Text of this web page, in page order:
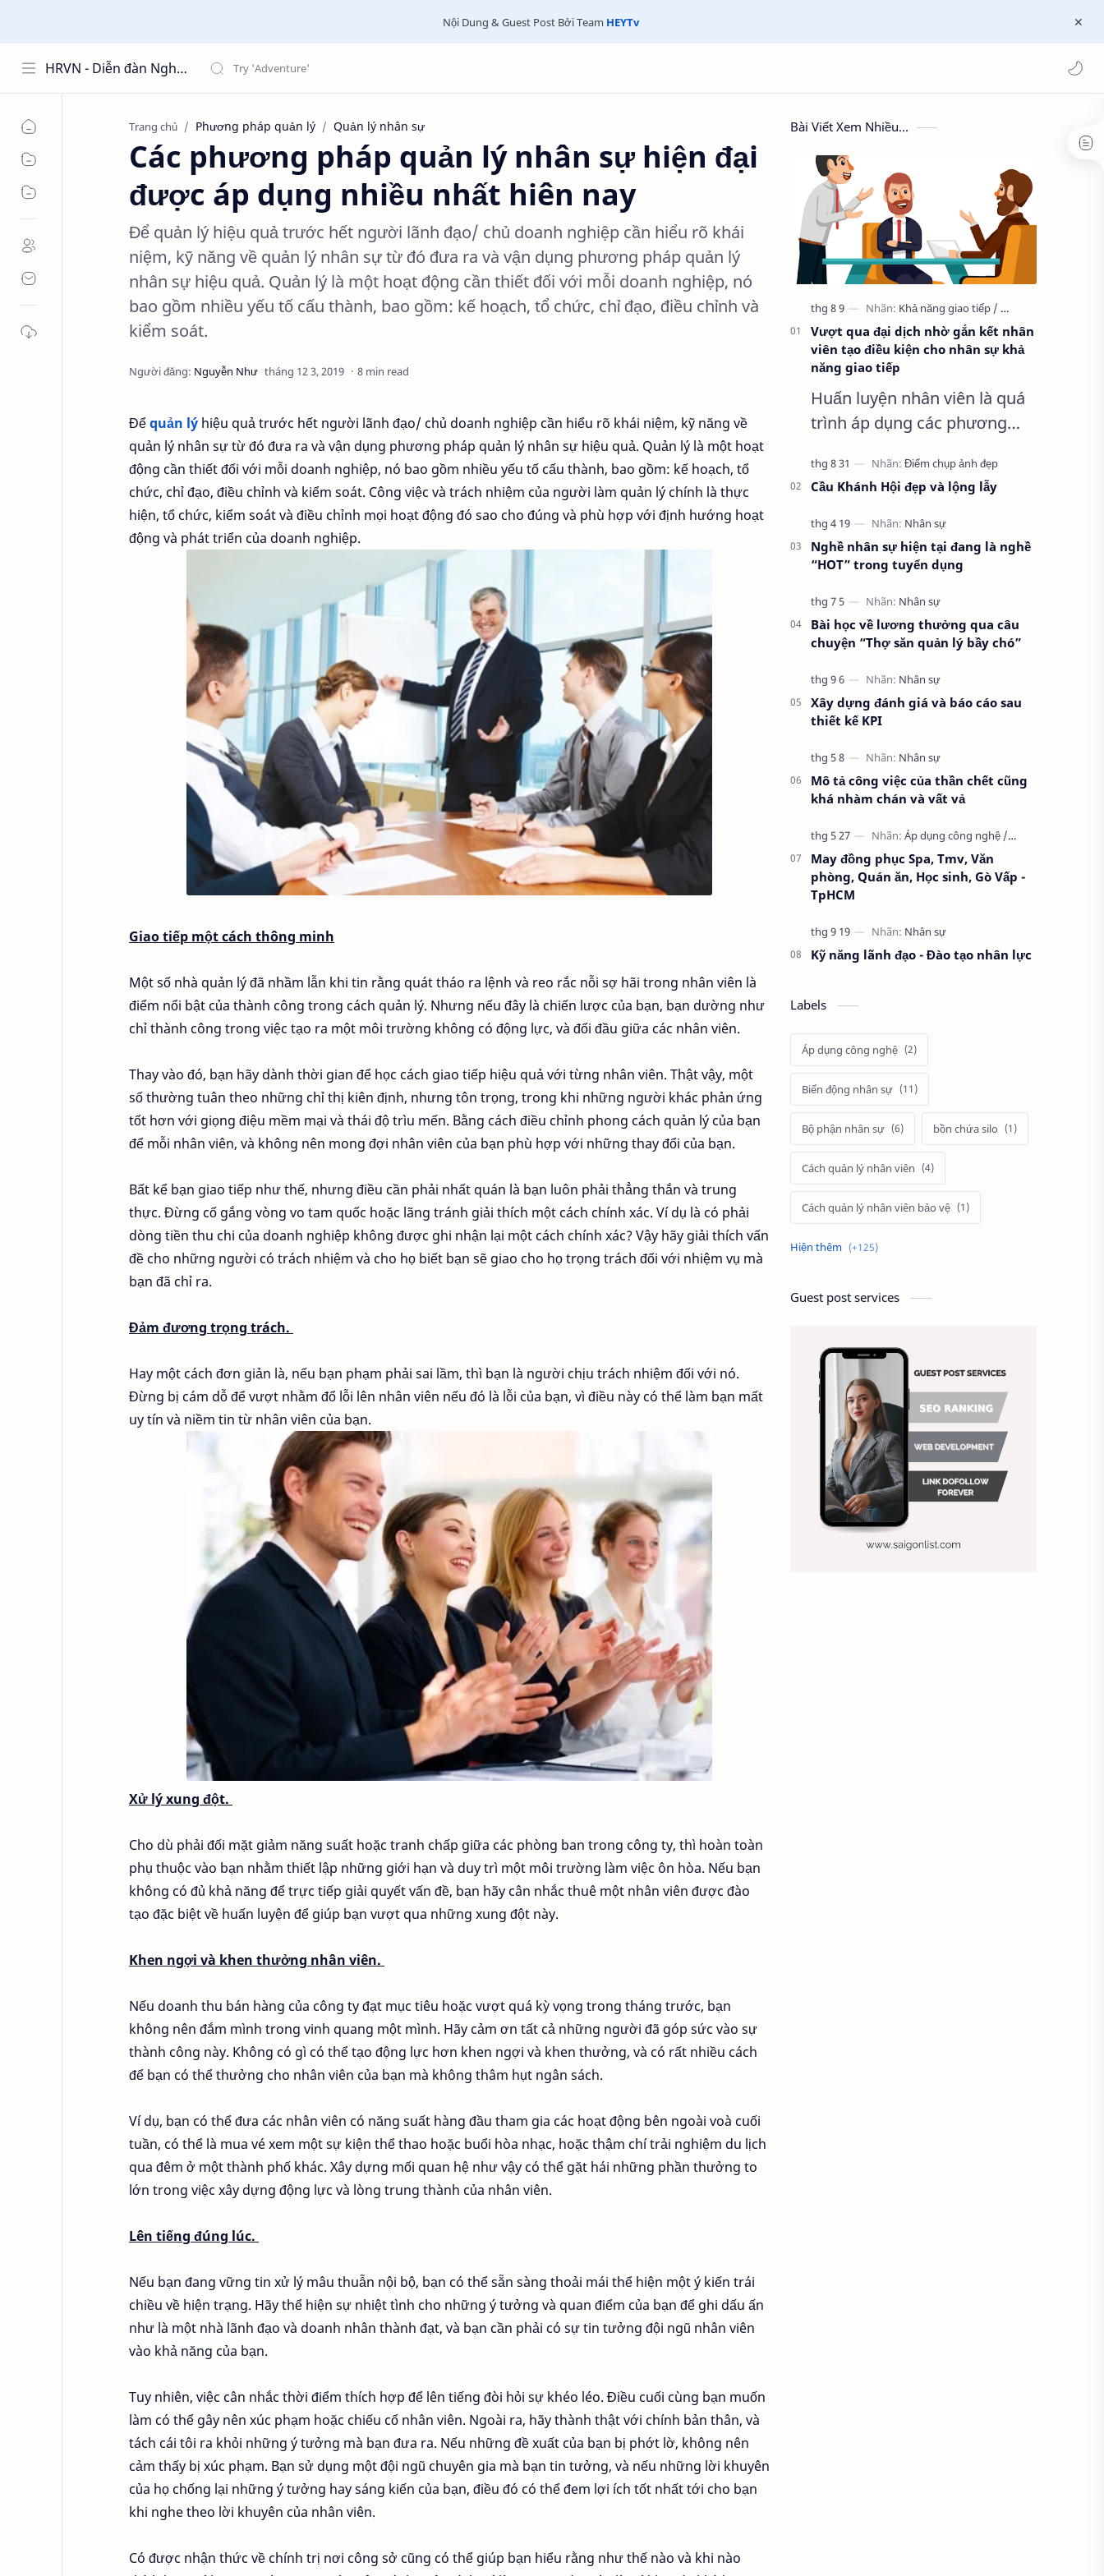
Nội Dung & Guest Post Bởi Team HEYTv
HRVN - Diễn đàn Nghề Nhân Sự hrvn.com.vn
Trang chủ Phương pháp quản lý Quản lý nhân sự
Các phương pháp quản lý nhân sự hiện đại
được áp dụng nhiều nhất hiên nay
Để quản lý hiệu quả trước hết người lãnh đạo/ chủ doanh nghiệp cần hiểu rõ khái
niệm, kỹ năng về quản lý nhân sự từ đó đưa ra và vận dụng phương pháp quản lý
nhân sự hiệu quả. Quản lý là một hoạt động cần thiết đối với mỗi doanh nghiệp, nó
bao gồm nhiều yếu tố cấu thành, bao gồm: kế hoạch, tổ chức, chỉ đạo, điều chỉnh và
kiểm soát.
8 min read
Đểquản lý hiệu quả trước hết người lãnh đạo/ chủ doanh nghiệp cần hiểu rõ khái niệm, kỹ năng về
quản lý nhân sự từ đó đưa ra và vận dụng phương pháp quản lý nhân sự hiệu quả. Quản lý là một hoạt
động cần thiết đối với mỗi doanh nghiệp, nó bao gồm nhiều yếu tố cấu thành, bao gồm: kế hoạch, tổ
chức, chỉ đạo, điều chỉnh và kiểm soát. Công việc và trách nhiệm của người làm quản lý chính là thực
hiện, tổ chức, kiểm soát và điều chỉnh mọi hoạt động đó sao cho đúng và phù hợp với định hướng hoạt
động và phát triển của doanh nghiệp.
Giao tiếp một cách thông minh
Một số nhà quản lý đã nhầm lẫn khi tin rằng quát tháo ra lệnh và reo rắc nỗi sợ hãi trong nhân viên là
điểm nổi bật của thành công trong cách quản lý. Nhưng nếu đây là chiến lược của bạn, bạn dường như
chỉ thành công trong việc tạo ra một môi trường không có động lực, và đối đầu giữa các nhân viên.
Thay vào đó, bạn hãy dành thời gian để học cách giao tiếp hiệu quả với từng nhân viên. Thật vậy, một
số thường tuân theo những chỉ thị kiên định, nhưng tôn trọng, trong khi những người khác phản ứng
tốt hơn với giọng điệu mềm mại và thái độ trìu mến. Bằng cách điều chỉnh phong cách quản lý của bạn
để mỗi nhân viên, và không nên mong đợi nhân viên của bạn phù hợp với những thay đổi của bạn.
Bất kể bạn giao tiếp như thế, nhưng điều cần phải nhất quán là bạn luôn phải thẳng thắn và trung
thực. Đừng cố gắng vòng vo tam quốc hoặc lãng tránh giải thích một cách chính xác. Ví dụ là có phải
dòng tiền thu chi của doanh nghiệp không được ghi nhận lại một cách chính xác? Vậy hãy giải thích vấn
đề cho những người có trách nhiệm và cho họ biết bạn sẽ giao cho họ trọng trách đối với nhiệm vụ mà
bạn đã chỉ ra.
Đảm đương trọng trách.
Hay một cách đơn giản là, nếu bạn phạm phải sai lầm, thì bạn là người chịu trách nhiệm đối với nó.
Đừng bị cám dỗ để vượt nhằm đổ lỗi lên nhân viên nếu đó là lỗi của bạn, vì điều này có thể làm bạn mất
uy tín và niềm tin từ nhân viên của bạn.
Xử lý xung đột.
Cho dù phải đối mặt giảm năng suất hoặc tranh chấp giữa các phòng ban trong công ty, thì hoàn toàn
phụ thuộc vào bạn nhằm thiết lập những giới hạn và duy trì một môi trường làm việc ôn hòa. Nếu bạn
không có đủ khả năng để trực tiếp giải quyết vấn đề, bạn hãy cân nhắc thuê một nhân viên được đào
tạo đặc biệt về huấn luyện để giúp bạn vượt qua những xung đột này.
Khen ngợi và khen thưởng nhân viên.
Nếu doanh thu bán hàng của công ty đạt mục tiêu hoặc vượt quá kỳ vọng trong tháng trước, bạn
không nên đắm mình trong vinh quang một mình. Hãy cảm ơn tất cả những người đã góp sức vào sự
thành công này. Không có gì có thể tạo động lực hơn khen ngợi và khen thưởng, và có rất nhiều cách
để bạn có thể thưởng cho nhân viên của bạn mà không thâm hụt ngân sách.
Ví dụ, bạn có thể đưa các nhân viên có năng suất hàng đầu tham gia các hoạt động bên ngoài voà cuối
tuần, có thể là mua vé xem một sự kiện thể thao hoặc buổi hòa nhạc, hoặc thậm chí trải nghiệm du lịch
qua đêm ở một thành phố khác. Xây dựng mối quan hệ như vậy có thể gặt hái những phần thưởng to
lớn trong việc xây dựng động lực và lòng trung thành của nhân viên.
Lên tiếng đúng lúc.
Nếu bạn đang vững tin xử lý mâu thuẫn nội bộ, bạn có thể sẵn sàng thoải mái thể hiện một ý kiến trái
chiều về hiện trạng. Hãy thể hiện sự nhiệt tình cho những ý tưởng và quan điểm của bạn để ghi dấu ấn
như là một nhà lãnh đạo và doanh nhân thành đạt, và bạn cần phải có sự tin tưởng đội ngũ nhân viên
vào khả năng của bạn.
Tuy nhiên, việc cân nhắc thời điểm thích hợp để lên tiếng đòi hỏi sự khéo léo. Điều cuối cùng bạn muốn
làm có thể gây nên xúc phạm hoặc chiếu cố nhân viên. Ngoài ra, hãy thành thật với chính bản thân, và
tách cái tôi ra khỏi những ý tưởng mà bạn đưa ra. Nếu những đề xuất của bạn bị phớt lờ, không nên
cảm thấy bị xúc phạm. Bạn sử dụng một đội ngũ chuyên gia mà bạn tin tưởng, và nếu những lời khuyên
của họ chống lại những ý tưởng hay sáng kiến của bạn, điều đó có thể đem lợi ích tốt nhất tới cho bạn
khi nghe theo lời khuyên của nhân viên.
Có được nhận thức về chính trị nơi công sở cũng có thể giúp bạn hiểu rằng như thế nào và khi nào
Bài Viết Xem Nhiều...
Vượt qua đại dịch nhờ gắn kết nhân
viên tạo điều kiện cho nhân sự khả
năng giao tiếp
Huấn luyện nhân viên là quá
trình áp dụng các phương
luyện phát triển năng lực cho
nhân viên và định hướng
nhận thức. Đồng t…
Cầu Khánh Hội đẹp và lộng lẫy
Nghề nhân sự hiện tại đang là nghề
“HOT” trong tuyển dụng
Bài học về lương thưởng qua câu
chuyện “Thợ săn quản lý bầy chó”
Xây dựng đánh giá và báo cáo sau
thiết kế KPI
Mô tả công việc của thần chết cũng
khá nhàm chán và vất vả
May đồng phục Spa, Tmv, Văn
phòng, Quán ăn, Học sinh, Gò Vấp -
TpHCM
Kỹ năng lãnh đạo - Đào tạo nhân lực
Labels
Áp dụng công nghệ
Biến động nhân sự
Bộ phận nhân sự bồn chứa silo
Cách quản lý nhân viên
Cách quản lý nhân viên bảo vệ
Cách tính lương
Chất lượng công việc
Chất lượng dịch vụ
Chiến lược nhân sự
Chiến lược quản lý
Guest post services